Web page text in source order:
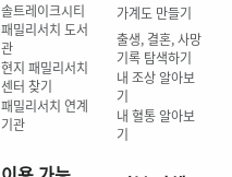
솔트레이크시티
패밀리서치 도서
관
현지 패밀리서치
센터 찾기
패밀리서치 연계
기관
가계도 만들기
출생, 결혼, 사망
기록 탐색하기
내 조상 알아보
기
내 혈통 알아보
기